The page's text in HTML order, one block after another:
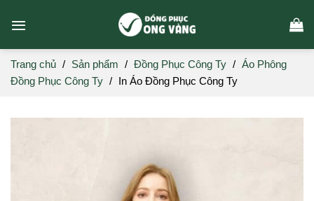
Trang chủ / Sản phẩm / Đồng Phục Công Ty / Áo Phông
Đồng Phục Công Ty / In Áo Đồng Phục Công Ty